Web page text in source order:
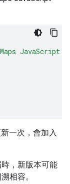
JavaScript
一次，會加入
，新版本可能
相容。